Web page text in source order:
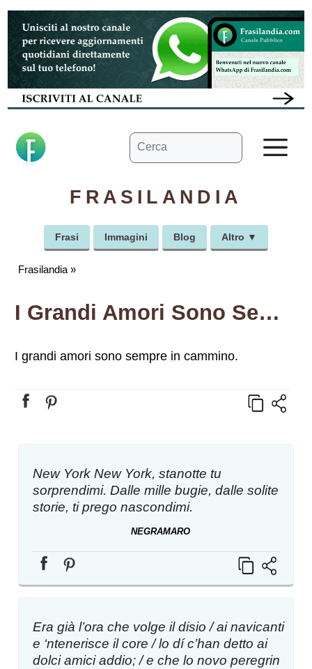
Vai
contenuto
Ricerca
per:
FRASILANDIA
Frasi Immagini Blog Altro ▼
Frasilandia »
I Grandi Amori Sono Sempre In Cammino.
I grandi amori sono sempre in cammino.
New York New York, stanotte tu
sorprendimi. Dalle mille bugie, dalle solite
storie, ti prego nascondimi.
NEGRAMARO
Era già l’ora che volge il disio / ai navicanti
e ‘ntenerisce il core / lo dí c’han detto ai
dolci amici addio; / e che lo novo peregrin